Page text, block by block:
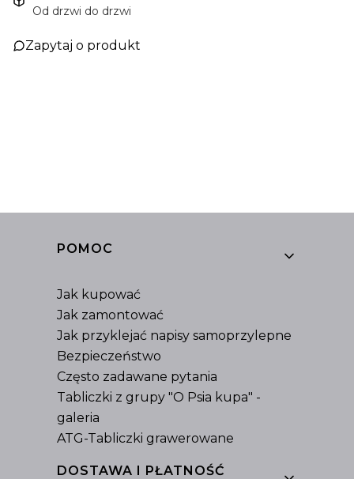
Od drzwi do drzwi
Zapytaj o produkt
Linki w stopce
POMOC
Jak kupować
Jak zamontować
Jak przyklejać napisy samoprzylepne
Bezpieczeństwo
Często zadawane pytania
Tabliczki z grupy "O Psia kupa" -
galeria
ATG-Tabliczki grawerowane
DOSTAWA I PŁATNOŚĆ